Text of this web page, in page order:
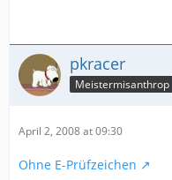
pkracer
Meistermisanthrop
April 2, 2008 at 09:30
Ohne E-Prüfzeichen